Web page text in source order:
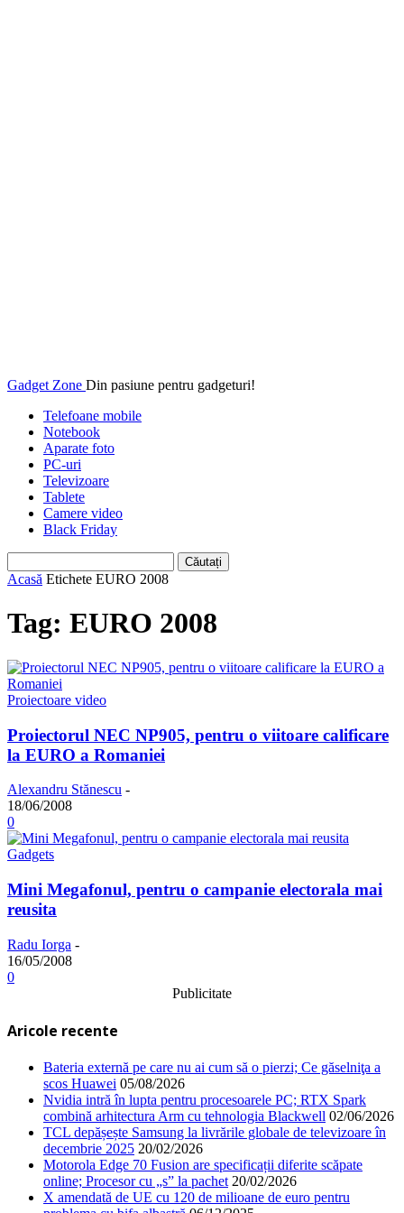
Gadget Zone Din pasiune pentru gadgeturi!
Telefoane mobile
Notebook
Aparate foto
PC-uri
Televizoare
Tablete
Camere video
Black Friday
Acasă Etichete EURO 2008
Tag: EURO 2008
Proiectoare video
Proiectorul NEC NP905, pentru o viitoare calificare
la EURO a Romaniei
Alexandru Stănescu -
18/06/2008
0
Gadgets
Mini Megafonul, pentru o campanie electorala mai
reusita
Radu Iorga -
16/05/2008
0
Publicitate
Aricole recente
Bateria externă pe care nu ai cum să o pierzi; Ce găselniţa a
scos Huawei 05/08/2026
Nvidia intră în lupta pentru procesoarele PC; RTX Spark
combină arhitectura Arm cu tehnologia Blackwell 02/06/2026
TCL depășește Samsung la livrările globale de televizoare în
decembrie 2025 20/02/2026
Motorola Edge 70 Fusion are specificații diferite scăpate
online; Procesor cu „s” la pachet 20/02/2026
X amendată de UE cu 120 de milioane de euro pentru